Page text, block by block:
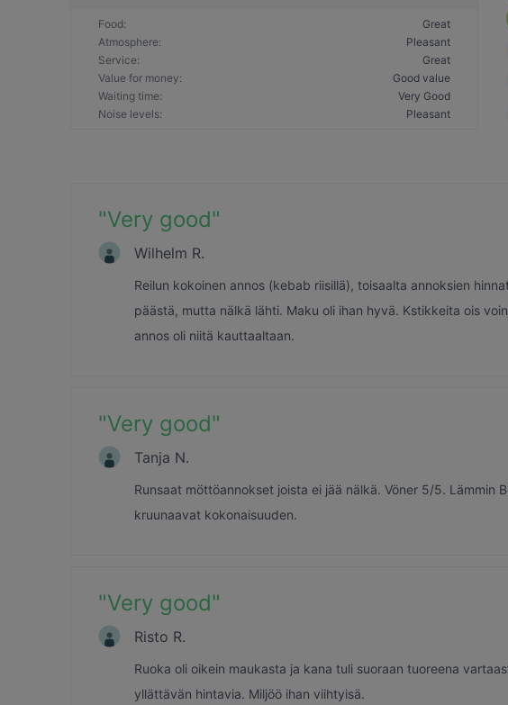
Food:
Great
Atmosphere:
Pleasant
Service:
Great
Value for money:
Good value
Waiting time:
Very Good
Noise levels: Pleasant
"Very good"
Wilhelm R.
Reilun kokoinen annos (kebab riisillä), toisaalta annoksien
päästä, mutta nälkä lähti. Maku oli ihan hyvä. Kstikkeita ois
annos oli niitä kauttaaltaan.
"Very good"
Tanja N.
Runsaat möttöannokset joista ei jää nälkä. Vöner 5/5. Lämmin
kruunaavat kokonaisuuden.
"Very good"
Risto R.
Ruoka oli oikein maukasta ja kana tuli suoraan tuoreena
yllättävän hintavia. Miljöö ihan viihtyisä.